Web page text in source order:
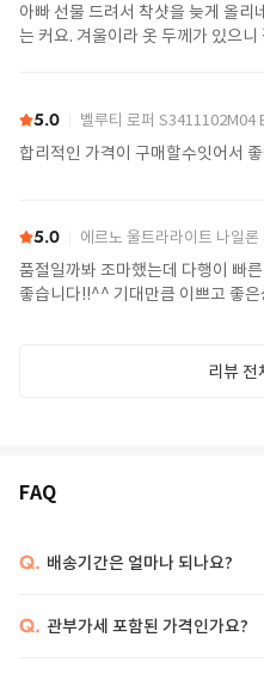
아빠 선물 드려서 착샷을 늦게 올리
는 커요. 겨울이라 옷 두께가 있으
5.0 벨루티 로퍼 S3411102M04
합리적인 가격이 구매할수잇어서
5.0 에르노 울트라라이트 나일론 & 레이디 얼터너티브 퍼
품절일까봐 조마했는데 다행이 빠
좋습니다!!^^ 기대만큼 이쁘고 좋
리뷰 전
FAQ
Q. 배송기간은 얼마나 되나요?
Q. 관부가세 포함된 가격인가요?